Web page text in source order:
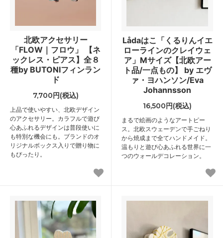
北欧アクセサリー
「FLOW｜フロウ」 【ネ
ックレス・ピアス】全８
種by BUTONIフィンラン
ド
7,700円(税込)
上品で使いやすい、北欧デザイン
のアクセサリー。カラフルで遊び
心あふれるデザインは普段使いに
も特別な機会にも。ブランドのオ
リジナルボックス入りで贈り物に
もぴったり。
Lådaはこ「くるりんイエ
ローラインのクレイウェ
ア」Mサイズ【北欧アー
ト品/一点もの】 by エヴ
ァ・ヨハンソン/Eva
Johannsson
16,500円(税込)
まるで絵画のようなアートピー
ス。北欧スウェーデンで手ごねり
から焼成まで全てハンドメイド。
温もりと遊び心あふれる世界に一
つのウォールデコレーション。